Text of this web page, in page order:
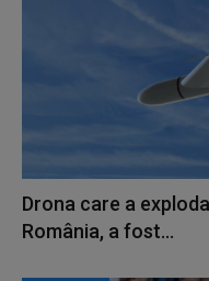
Drona care a
România, a fost...